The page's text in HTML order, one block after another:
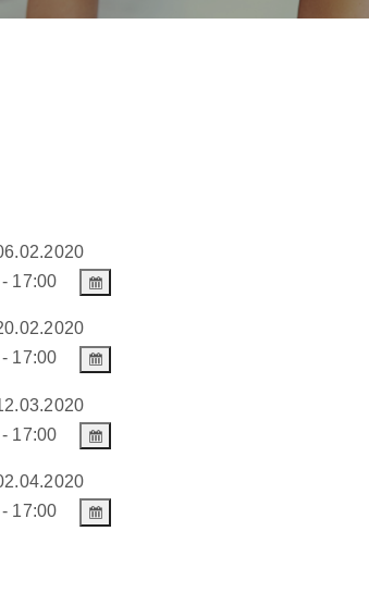
17:00
17:00
17:00
17:00